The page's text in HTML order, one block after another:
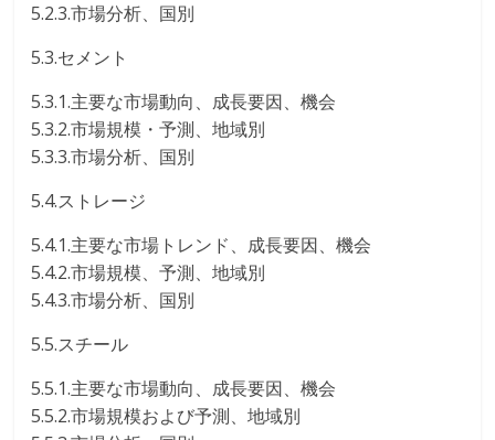
5.2.3.市場分析、国別
5.3.セメント
5.3.1.主要な市場動向、成長要因、機会
5.3.2.市場規模・予測、地域別
5.3.3.市場分析、国別
5.4.ストレージ
5.4.1.主要な市場トレンド、成長要因、機会
5.4.2.市場規模、予測、地域別
5.4.3.市場分析、国別
5.5.スチール
5.5.1.主要な市場動向、成長要因、機会
5.5.2.市場規模および予測、地域別